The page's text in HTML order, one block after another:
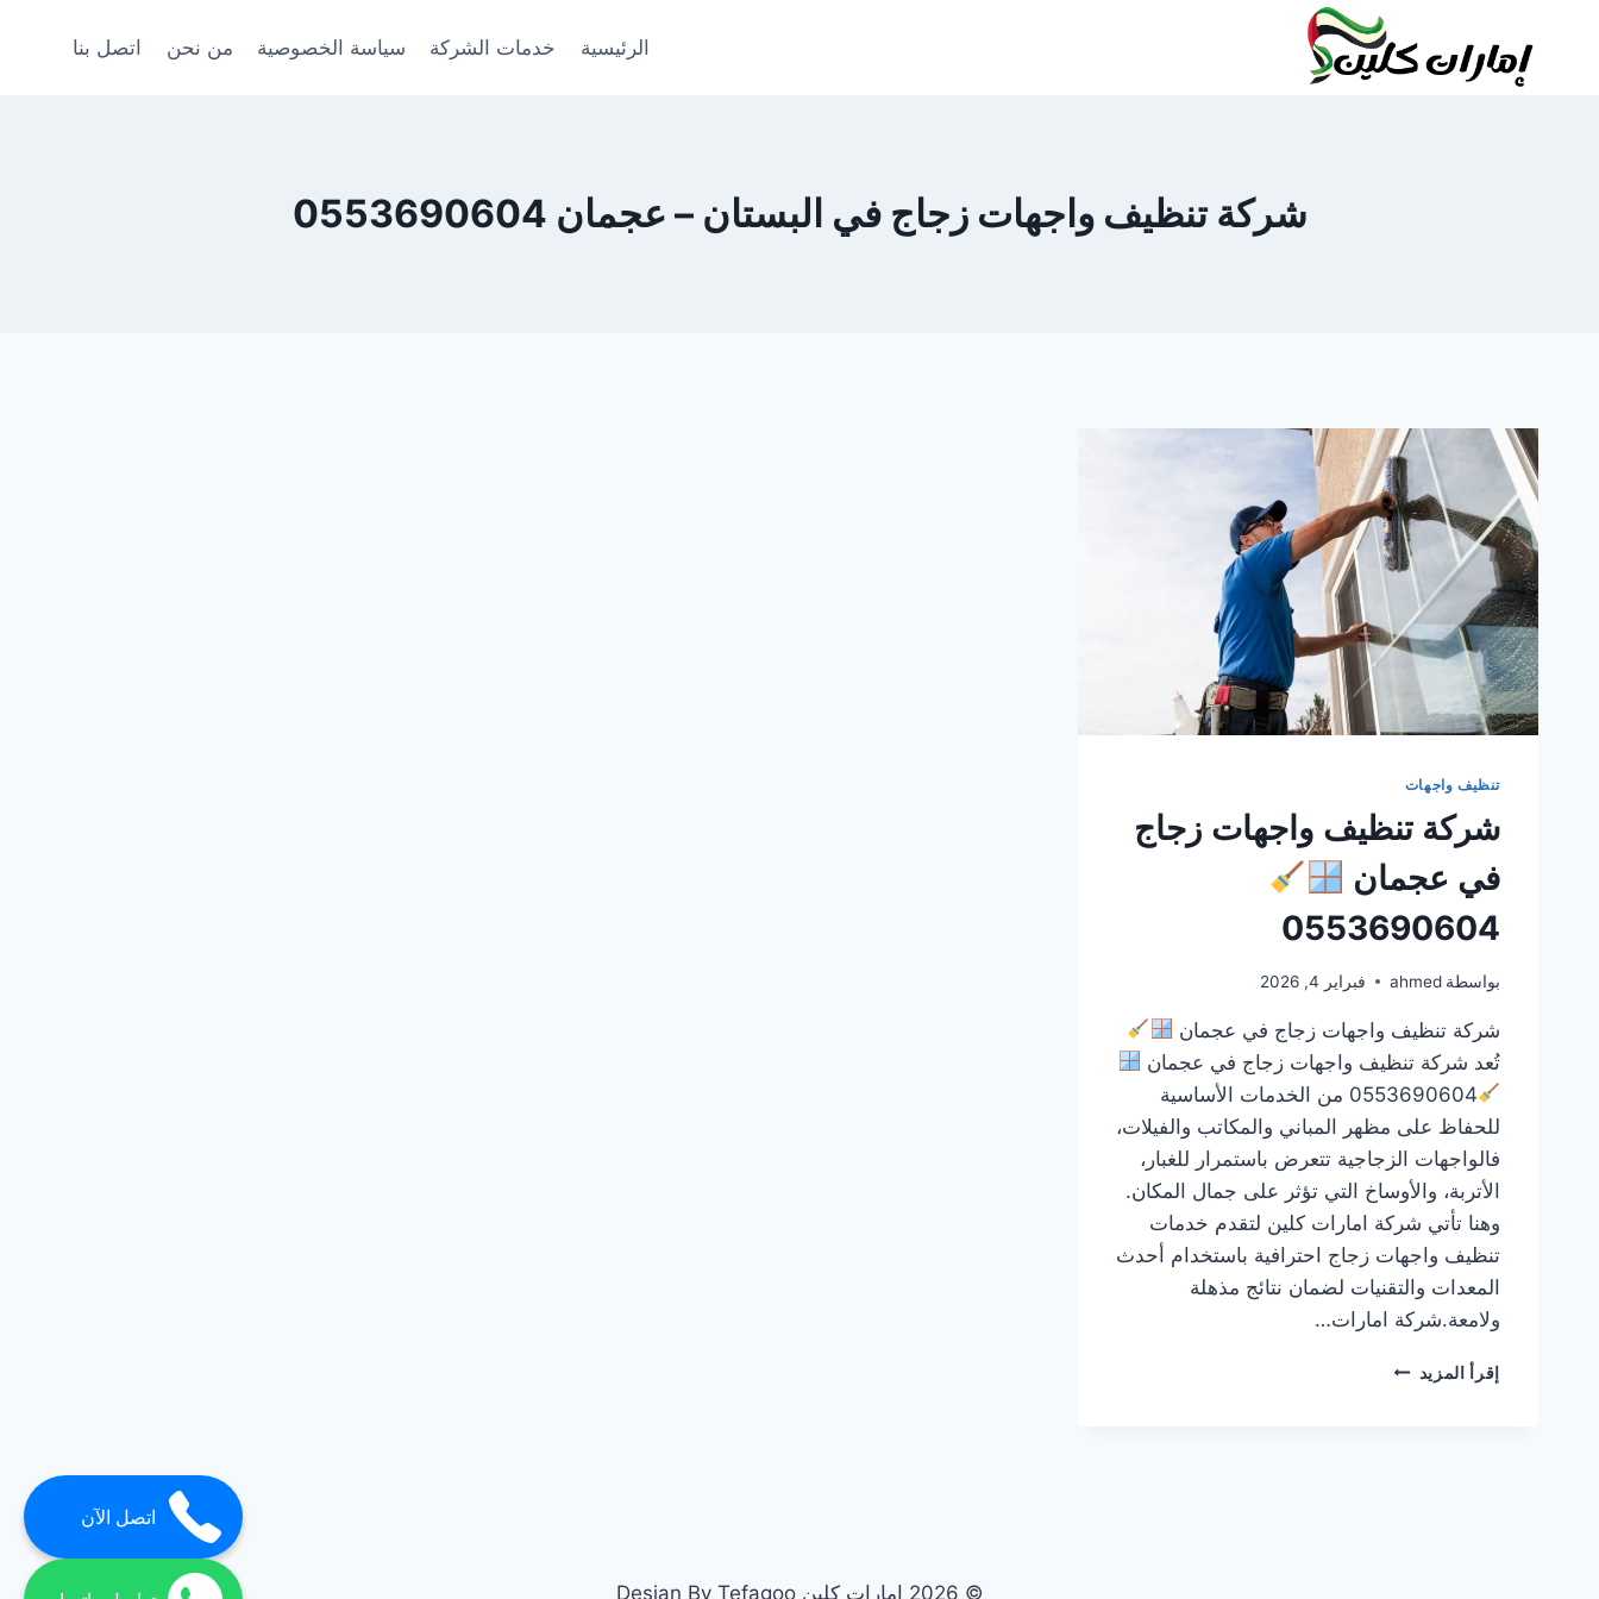
الرئيسية خدمات الشركة سياسة الخصوصية من نحن اتصل بنا
شركة تنظيف واجهات زجاج في البستان – عجمان 0553690604
تنظيف واجهات
شركة تنظيف واجهات زجاج
في عجمان
0553690604
بواسطة ahmed فبراير 4, 2026
شركة تنظيف واجهات زجاج في عجمان
تُعد شركة تنظيف واجهات زجاج في عجمان
0553690604 من الخدمات الأساسية
للحفاظ على مظهر المباني والمكاتب والفيلات،
فالواجهات الزجاجية تتعرض باستمرار للغبار،
الأتربة، والأوساخ التي تؤثر على جمال المكان.
وهنا تأتي شركة امارات كلين لتقدم خدمات
تنظيف واجهات زجاج احترافية باستخدام أحدث
المعدات والتقنيات لضمان نتائج مذهلة
ولامعة.شركة امارات…
إقرأ المزيد شركة
© 2026 امارات كلين Desian By Tefagoo
اتصل الآن